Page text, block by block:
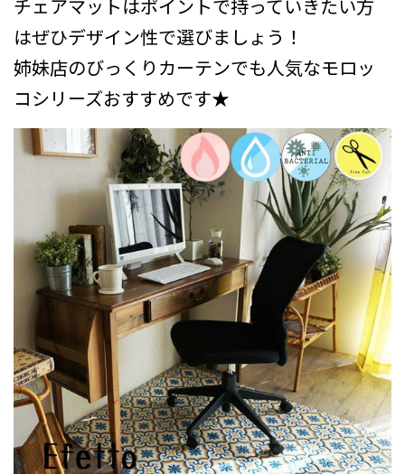
チェアマットはポイントで持っていきたい方
はぜひデザイン性で選びましょう！
姉妹店のびっくりカーテンでも人気なモロッ
コシリーズおすすめです★